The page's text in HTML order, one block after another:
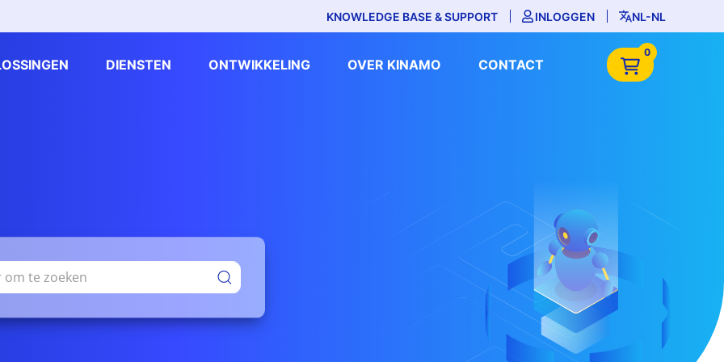
KNOWLEDGE BASE & SUPPORT INLOGGEN NL-NL
DIENSTEN ONTWIKKELING OVER KINAMO CONTACT
0